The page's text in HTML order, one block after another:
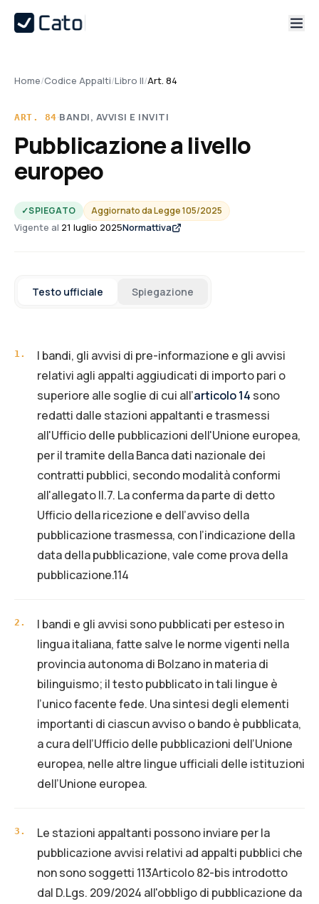
Home/Codice Appalti/Libro II/Art. 84
ART. 84·BANDI, AVVISI E INVITI
Pubblicazione a livello
europeo
✓SPIEGATO Aggiornato daLegge 105/2025
Vigente al 21 luglio 2025Normattiva
Testo ufficiale Spiegazione
1.
I bandi, gli avvisi di pre-informazione e gli avvisi
relativi agli appalti aggiudicati di importo pari o
superiore alle soglie di cui all’articolo 14 sono
redatti dalle stazioni appaltanti e trasmessi
all'Ufficio delle pubblicazioni dell'Unione europea,
per il tramite della Banca dati nazionale dei
contratti pubblici, secondo modalità conformi
all'allegato II.7. La conferma da parte di detto
Ufficio della ricezione e dell’avviso della
pubblicazione trasmessa, con l’indicazione della
data della pubblicazione, vale come prova della
pubblicazione.114
2 .
I bandi e gli avvisi sono pubblicati per esteso in
lingua italiana, fatte salve le norme vigenti nella
provincia autonoma di Bolzano in materia di
bilinguismo; il testo pubblicato in tali lingue è
l’unico facente fede. Una sintesi degli elementi
importanti di ciascun avviso o bando è pubblicata,
a cura dell’Ufficio delle pubblicazioni dell’Unione
europea, nelle altre lingue ufficiali delle istituzioni
dell’Unione europea.
3 .
Le stazioni appaltanti possono inviare per la
pubblicazione avvisi relativi ad appalti pubblici che
non sono soggetti 113Articolo 82-bis introdotto
dal D.Lgs. 209/2024 all'obbligo di pubblicazione da